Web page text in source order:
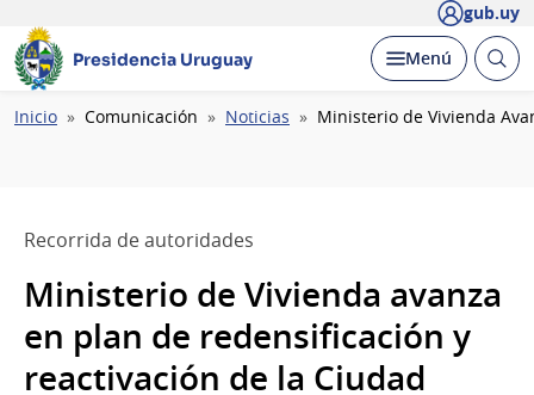
gub.uy
Presidencia Uruguay Desplegar
Menú Abrir
Ruta
Inicio Comunicación Noticias Ministerio de Vivienda
Recorrida de autoridades
Ministerio de Vivienda avanza
en plan de redensificación y
reactivación de la Ciudad